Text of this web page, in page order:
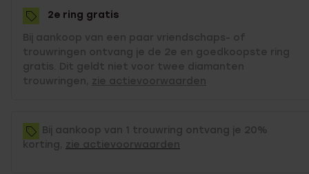
are
here:
2e ring gratis
Bij aankoop van een paar vriendschaps- of
trouwringen ontvang je de 2e en goedkoopste ring
gratis. Dit geldt niet voor twee diamanten
trouwringen, zie actievoorwaarden
Bij aankoop van 1 trouwring ontvang je 20%
korting, zie actievoorwaarden